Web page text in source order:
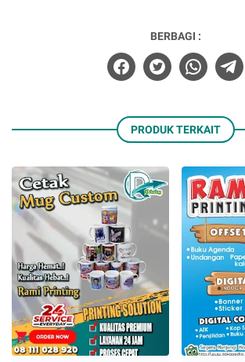
BERBAGI :
PRODUK TERKAIT